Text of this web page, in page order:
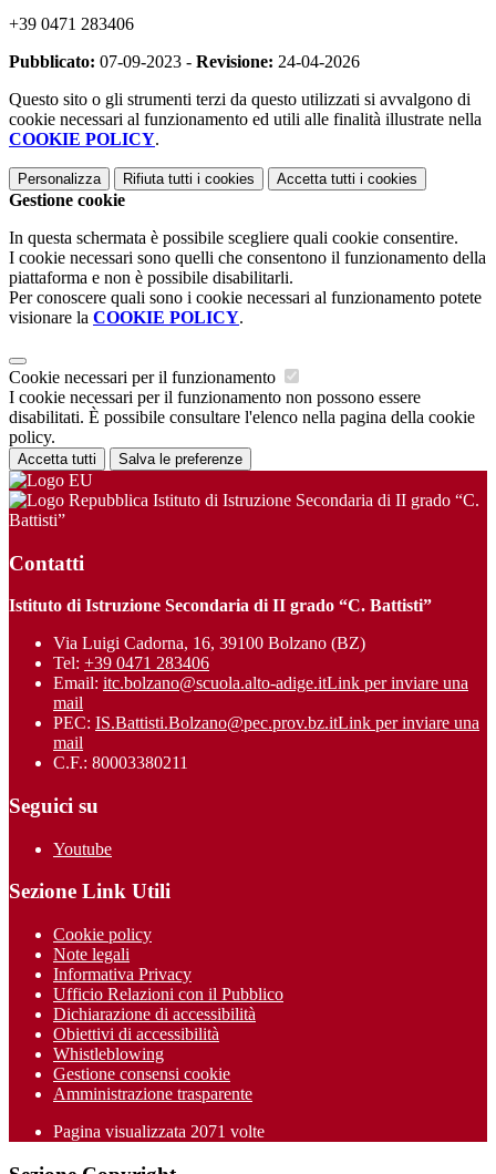
+39 0471 283406
Pubblicato: 07-09-2023 - Revisione: 24-04-2026
Questo sito o gli strumenti terzi da questo utilizzati si avvalgono di
cookie necessari al funzionamento ed utili alle finalità illustrate nella
COOKIE POLICY.
Personalizza Rifiuta tutti i cookies Accetta tutti i cookies
Gestione cookie
In questa schermata è possibile scegliere quali cookie consentire.
I cookie necessari sono quelli che consentono il funzionamento della
piattaforma e non è possibile disabilitarli.
Per conoscere quali sono i cookie necessari al funzionamento potete
visionare la COOKIE POLICY.
Cookie necessari per il funzionamento
I cookie necessari per il funzionamento non possono essere
disabilitati. È possibile consultare l'elenco nella pagina della cookie
policy.
Accetta tutti Salva le preferenze
Istituto di Istruzione Secondaria di II grado “C.
Battisti”
Contatti
Istituto di Istruzione Secondaria di II grado “C. Battisti”
Via Luigi Cadorna, 16, 39100 Bolzano (BZ)
Tel: +39 0471 283406
Email: itc.bolzano@scuola.alto-adige.itLink per inviare una
mail
PEC: IS.Battisti.Bolzano@pec.prov.bz.itLink per inviare una
mail
C.F.: 80003380211
Seguici su
Youtube
Sezione Link Utili
Cookie policy
Note legali
Informativa Privacy
Ufficio Relazioni con il Pubblico
Dichiarazione di accessibilità
Obiettivi di accessibilità
Whistleblowing
Gestione consensi cookie
Amministrazione trasparente
Pagina visualizzata 2071 volte